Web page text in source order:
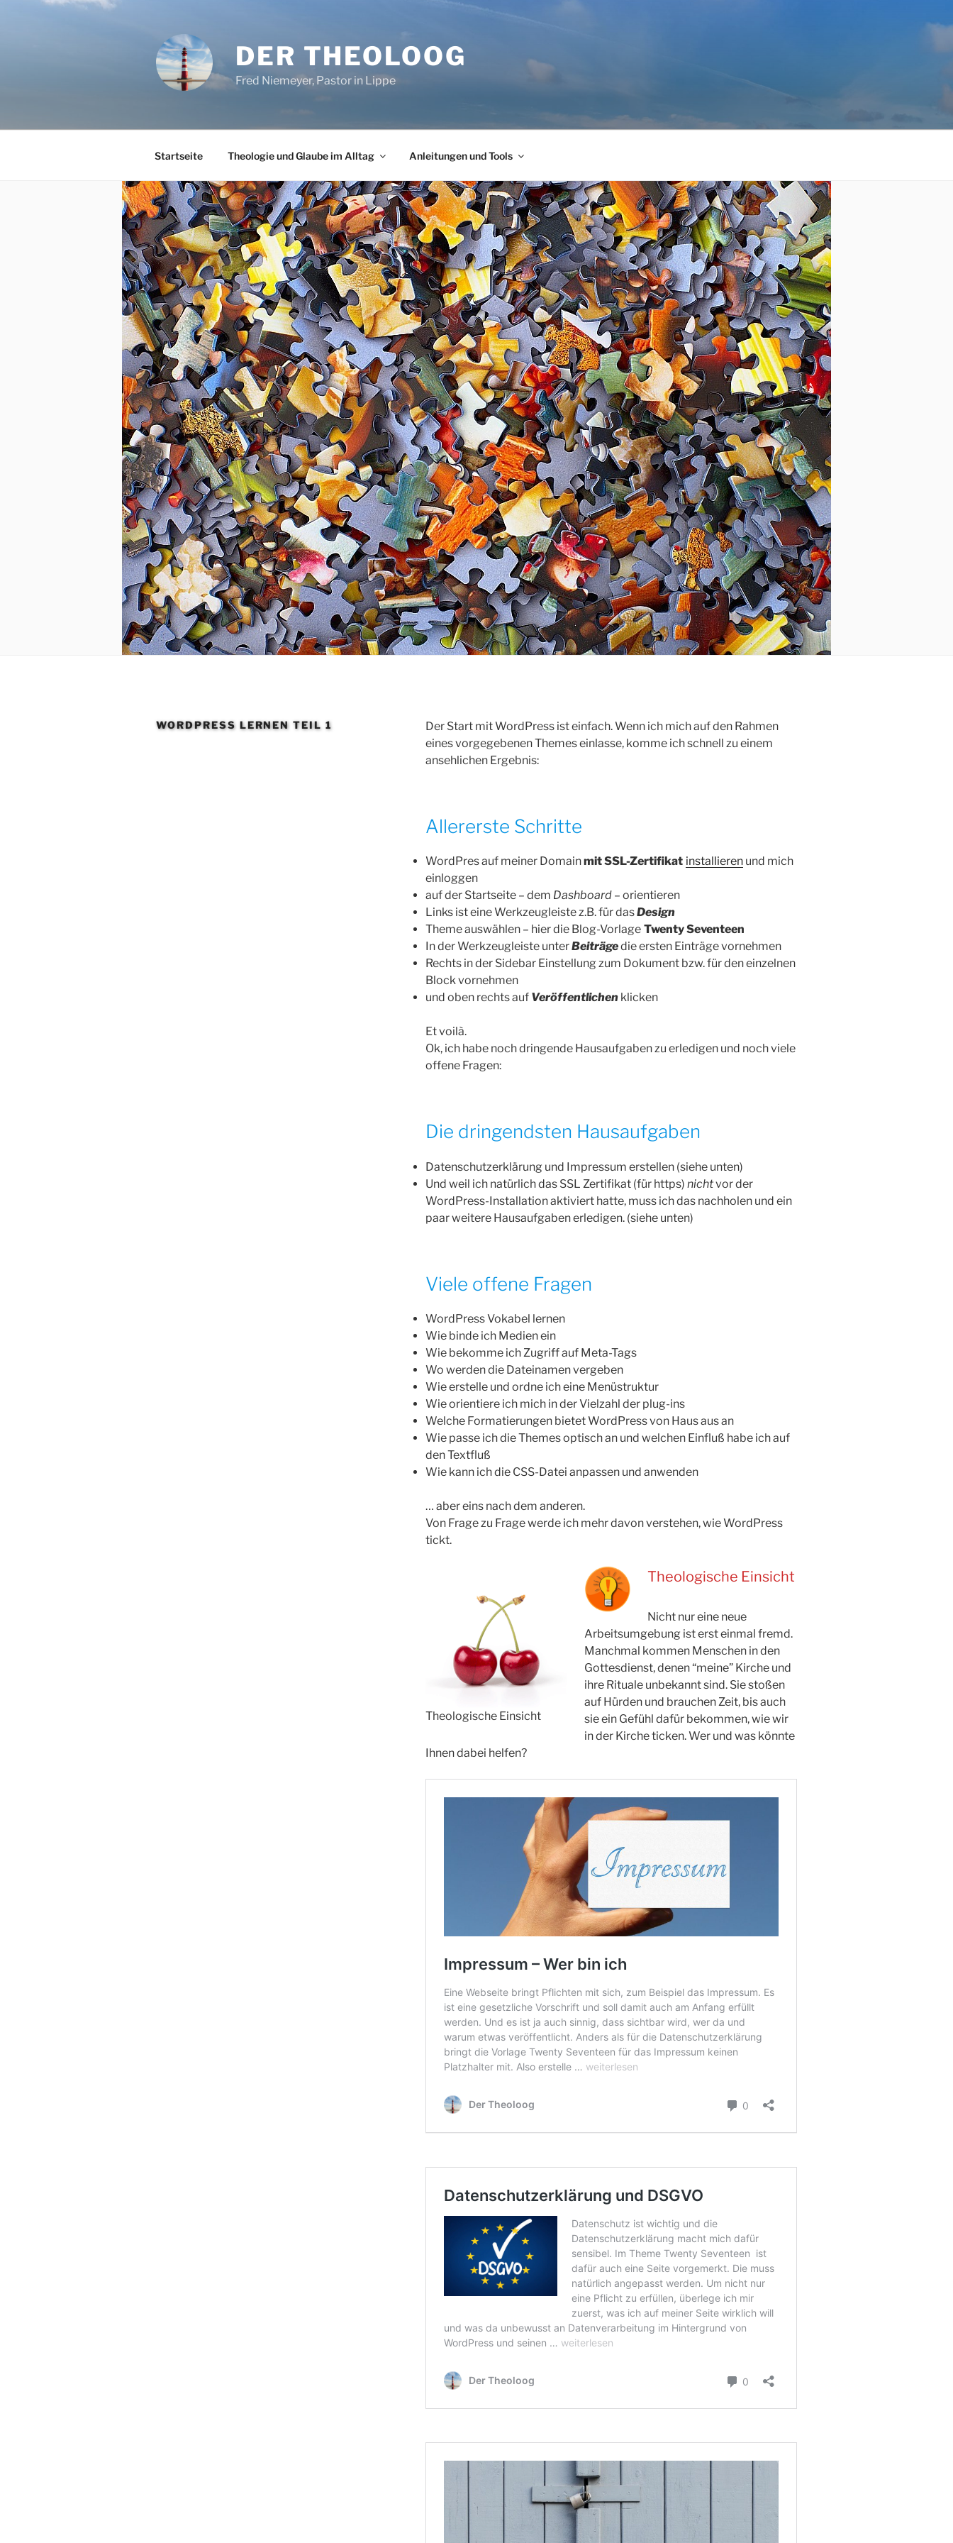
DER THEOLOOG
Fred Niemeyer, Pastor in Lippe
Startseite Theologie und Glaube im Alltag Anleitungen und Tools
WORDPRESS LERNEN TEIL 1
Der Start mit WordPress ist einfach. Wenn ich mich auf den Rahmen
eines vorgegebenen Themes einlasse, komme ich schnell zu einem
ansehlichen Ergebnis:
Allererste Schritte
WordPres auf meiner Domainmit SSL-Zertifikat installierenund mich
einloggen
auf der Startseite – dem Dashboard – orientieren
Links ist eine Werkzeugleiste z.B. für dasDesign
Theme auswählen – hier die Blog-Vorlage Twenty Seventeen
In der Werkzeugleiste unterBeiträgedie ersten Einträge vornehmen
Rechts in der Sidebar Einstellung zum Dokument bzw. für den einzelnen
Block vornehmen
und oben rechts auf Veröffentlichen klicken
Et voilà.
Ok, ich habe noch dringende Hausaufgaben zu erledigen und noch viele
offene Fragen:
Die dringendsten Hausaufgaben
Datenschutzerklärung und Impressum erstellen (siehe unten)
Und weil ich natürlich das SSL Zertifikat (für https) nichtvor der
WordPress-Installation aktiviert hatte, muss ich das nachholen und ein
paar weitere Hausaufgaben erledigen. (siehe unten)
Viele offene Fragen
WordPress Vokabel lernen
Wie binde ich Medien ein
Wie bekomme ich Zugriff auf Meta-Tags
Wo werden die Dateinamen vergeben
Wie erstelle und ordne ich eine Menüstruktur
Wie orientiere ich mich in der Vielzahl der plug-ins
Welche Formatierungen bietet WordPress von Haus aus an
Wie passe ich die Themes optisch an und welchen Einfluß habe ich auf
den Textfluß
Wie kann ich die CSS-Datei anpassen und anwenden
… aber eins nach dem anderen.
Von Frage zu Frage werde ich mehr davon verstehen, wie WordPress
tickt.
Theologische Einsicht
Theologische Einsicht
Nicht nur eine neue
Arbeitsumgebung ist erst einmal fremd.
Manchmal kommen Menschen in den
Gottesdienst, denen “meine” Kirche und
ihre Rituale unbekannt sind. Sie stoßen
auf Hürden und brauchen Zeit, bis auch
sie ein Gefühl dafür bekommen, wie wir
in der Kirche ticken. Wer und was könnte
Ihnen dabei helfen?